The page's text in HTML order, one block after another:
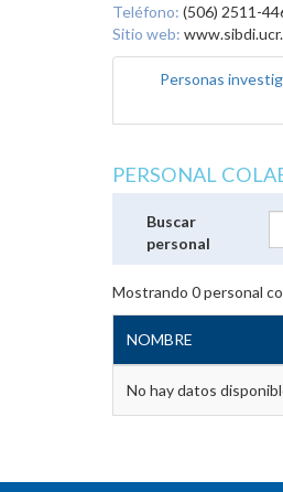
Teléfono: (506) 2511-
Sitio web:
Personas
PERSONAL
Buscar
personal
Mostrando 0personal
NOMBRE
No hay datos